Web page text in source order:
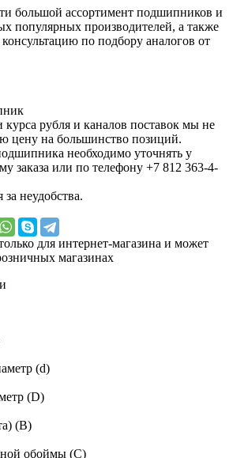
большой ассортимент подшипников и
популярных производителей, а также
по подбору аналогов от
курса рубля и каналов поставок мы не
цену на большинство позиций.
необходимо уточнять у
заказа или по телефону +7 812 363-4-
неудобства.
для интернет-магазина и может
магазинах
(d)
(D)
(B)
обоймы (C)